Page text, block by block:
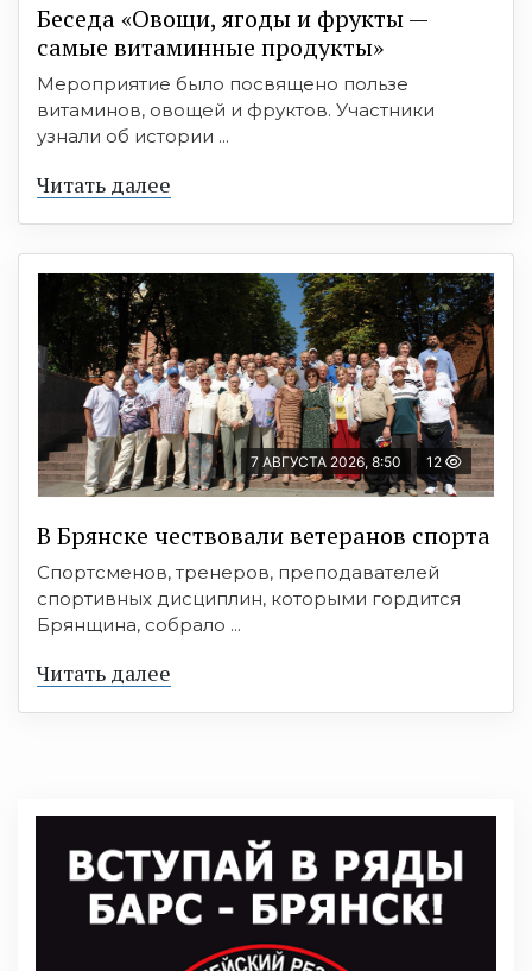
Беседа «Овощи, ягоды и фрукты —
самые витаминные продукты»
Мероприятие было посвящено пользе
витаминов, овощей и фруктов. Участники
узнали об истории ...
Читать далее
7 АВГУСТА 2026, 8:50 12
В Брянске чествовали ветеранов спорта
Спортсменов, тренеров, преподавателей
спортивных дисциплин, которыми гордится
Брянщина, собрало ...
Читать далее